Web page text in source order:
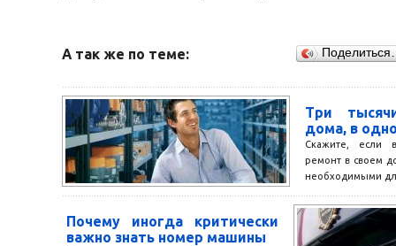
А так же по теме:
Три
дома, в
Скажите, если
ремонт в своем
необходимыми
Почему иногда критически
важно знать номер машины